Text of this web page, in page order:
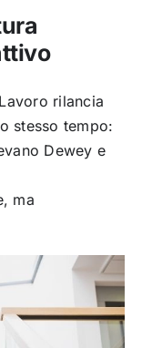
rilancia
stesso tempo:
Dewey e
ma